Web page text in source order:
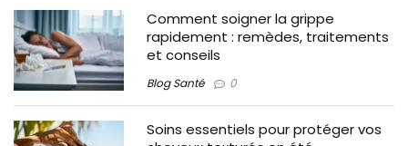
Comment soigner la grippe
rapidement : remèdes, traitements
et conseils
Blog Santé 0
Soins essentiels pour protéger vos